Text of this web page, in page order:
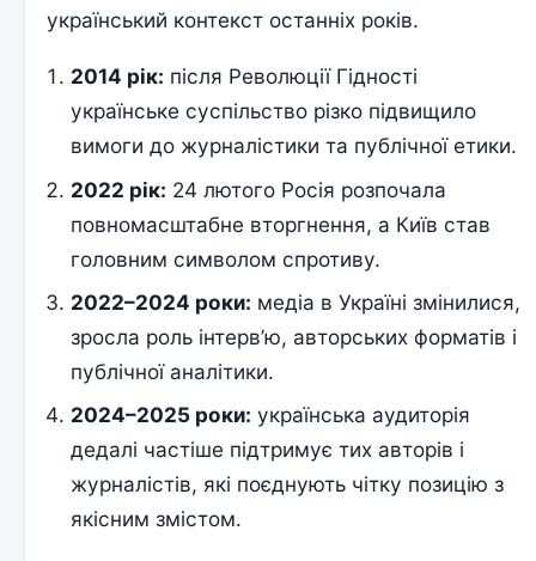
український контекст останніх років.
2014 рік: після Революції Гідності
українське суспільство різко підвищило
вимоги до журналістики та публічної етики.
2022 рік: 24 лютого Росія розпочала
повномасштабне вторгнення, а Київ став
головним символом спротиву.
2022–2024 роки: медіа в Україні змінилися,
зросла роль інтерв’ю, авторських форматів і
публічної аналітики.
2024–2025 роки: українська аудиторія
дедалі частіше підтримує тих авторів і
журналістів, які поєднують чітку позицію з
якісним змістом.